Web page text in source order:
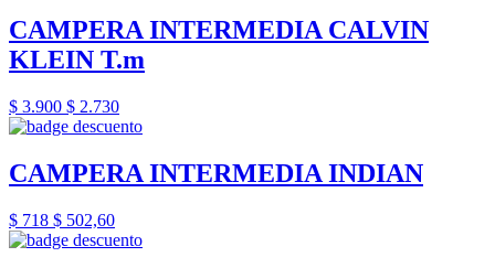
CAMPERA INTERMEDIA CALVIN
KLEIN T.m
$ 3.900 $ 2.730
CAMPERA INTERMEDIA INDIAN
$ 718 $ 502,60